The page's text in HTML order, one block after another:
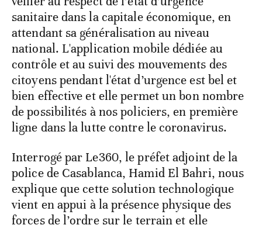
sanitaire dans la capitale économique, en
attendant sa généralisation au niveau
national. L'application mobile dédiée au
contrôle et au suivi des mouvements des
citoyens pendant l'état d’urgence est bel et
bien effective et elle permet un bon nombre
de possibilités à nos policiers, en première
ligne dans la lutte contre le coronavirus.
Interrogé par Le360, le préfet adjoint de la
police de Casablanca, Hamid El Bahri, nous
explique que cette solution technologique
vient en appui à la présence physique des
forces de l’ordre sur le terrain et elle